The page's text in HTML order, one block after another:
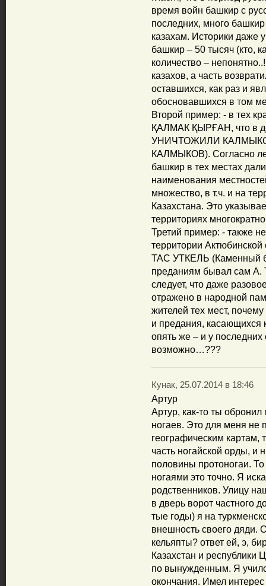
время войн башкир с
последних, много
казахам. Историки
башкир – 50 тысяч (кто,
количество –
казахов, а часть
оставшихся, как раз и
обосновавшихся в том
Второй пример: - в тех
ҚАЛМАК ҚЫРҒАН, что в
УНИЧТОЖИЛИ
КАЛМЫКОВ). Согласно
башкир в тех местах
наименования
множество, в т.ч. и на
Казахстана. Это
территориях
Третий пример: - также
территории Актюбинской
ТАС УТКЕЛЬ (Каменный
преданиям бывал сам А.
следует, что даже
отражено в народной
жителей тех мест,
и предания, касающихся
опять же – и у
возможно…???
Кунак, 25.07.2014 в 18:46
Артур
Артур, как-то ты обронил
ногаев. Это для меня не
географическим картам,
часть ногайской орды,
половины протоногаи. То
ногаями это точно. Я
родственников. Улицу
в дверь ворот частного
тые годы) я на
внешность своего дяди.
кельяпты? ответ ей, э,
Казахстан и
по вынужденным. Я
окончания. Имел